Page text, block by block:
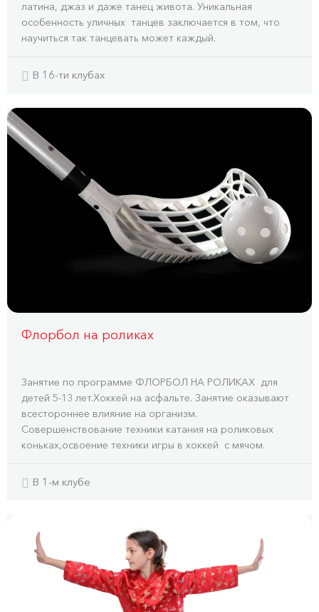
латина, джаз и даже танец живота. Уникальная
особенность уличных танцев заключается в том, что
научиться так танцевать может каждый.
В 16-ти клубах
Флорбол на роликах
Занятие по программе ФЛОРБОЛ НА РОЛИКАХ для
детей 5-13 лет.Хоккей на асфальте. Занятие оказывают
всестороннее влияние на организм.
Совершенствование техники катания на роликовых
коньках,освоение техники игры в хоккей с мячом.
В 1-м клубе